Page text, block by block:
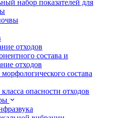
набор показателей для
отходов
состава и
отходов
состава
опасности отходов